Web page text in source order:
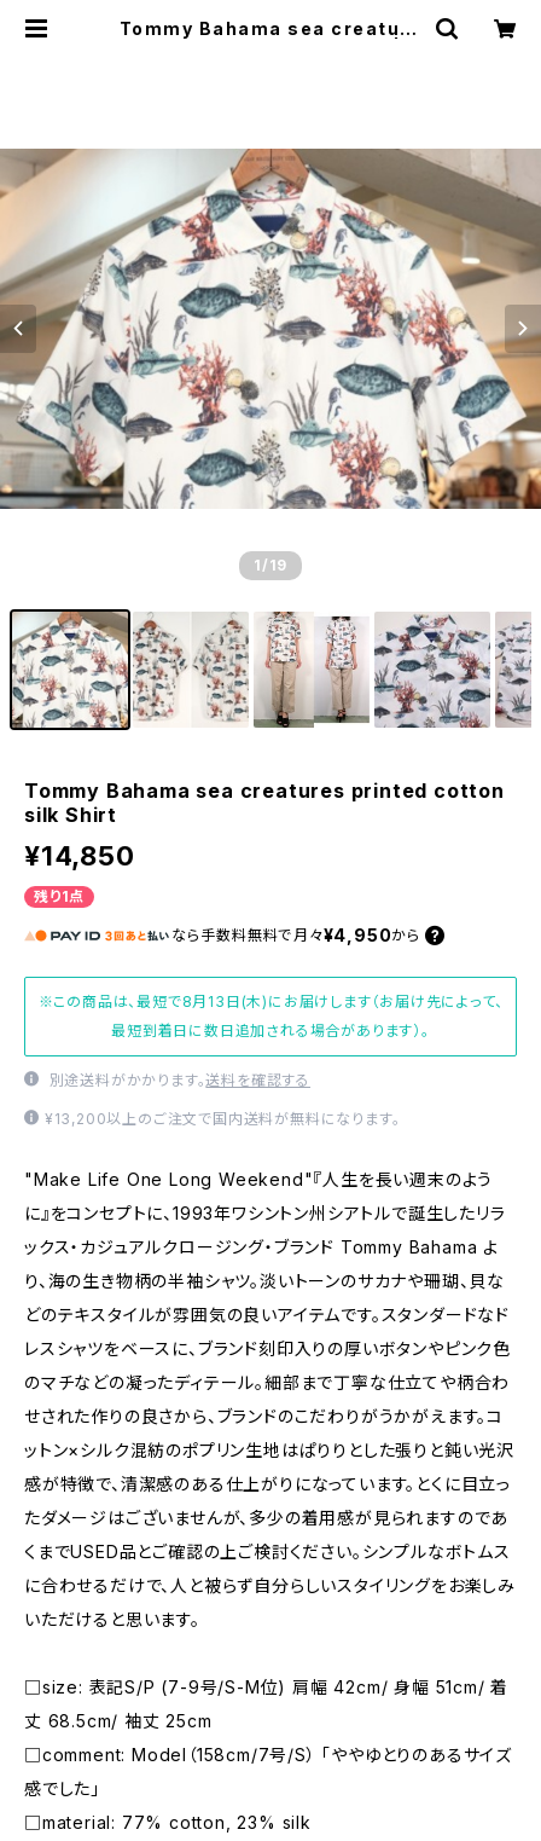
Tommy Bahama sea ​​creature
1 /19
Tommy Bahama sea ​​creatures printed cotton
silk Shirt
¥14,850
残り1点
なら 手数料無料で 月々¥4,950から
※この商品は、最短で8月13日(木)にお届けします（お届け先によって、
最短到着日に数日追加される場合があります）。
別途送料がかかります。送料を確認する
¥13,200以上のご注文で国内送料が無料になります。
"Make Life One Long Weekend"『人生を長い週末のよう
に』をコンセプトに、1993年ワシントン州シアトルで誕生したリラ
ックス・カジュアルクロージング・ブランド Tommy Bahama よ
り、海の生き物柄の半袖シャツ。淡いトーンのサカナや珊瑚、貝な
どのテキスタイルが雰囲気の良いアイテムです。スタンダードなド
レスシャツをベースに、ブランド刻印入りの厚いボタンやピンク色
のマチなどの凝ったディテール。細部まで丁寧な仕立てや柄合わ
せされた作りの良さから、ブランドのこだわりがうかがえます。コ
ットン×シルク混紡のポプリン生地はぱりりとした張りと鈍い光沢
感が特徴で、清潔感のある仕上がりになっています。とくに目立っ
たダメージはございませんが、多少の着用感が見られますのであ
くまでUSED品とご確認の上ご検討ください。シンプルなボトムス
に合わせるだけで、人と被らず自分らしいスタイリングをお楽しみ
いただけると思います。
□size: 表記S/P (7-9号/S-M位) 肩幅 42cm/ 身幅 51cm/ 着
丈 68.5cm/ 袖丈 25cm
□comment: Model（158cm/7号/S） 「ややゆとりのあるサイズ
感でした」
□material: 77% cotton, 23% silk